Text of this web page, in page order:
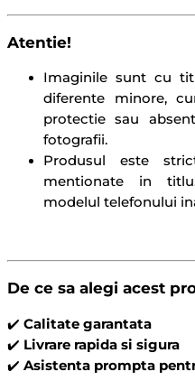
Atentie!
Imaginile sunt cu
diferente minore,
protectie sau
fotografii.
Produsul este
mentionate in
modelul telefonului
De ce sa alegi acest
✔️ Calitate garantata
✔️ Livrare rapida si sigura
✔️ Asistenta prompta